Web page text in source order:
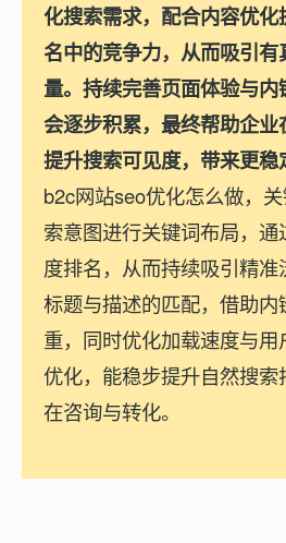
化搜索需求，配合内容优
名中的竞争力，从而吸引
量。持续完善页面体验与
会逐步积累，最终帮助企
提升搜索可见度，带来更稳
b2c网站seo优化怎么做，
索意图进行关键词布局，
度排名，从而持续吸引精
标题与描述的匹配，借助
重，同时优化加载速度与
优化，能稳步提升自然搜
在咨询与转化。